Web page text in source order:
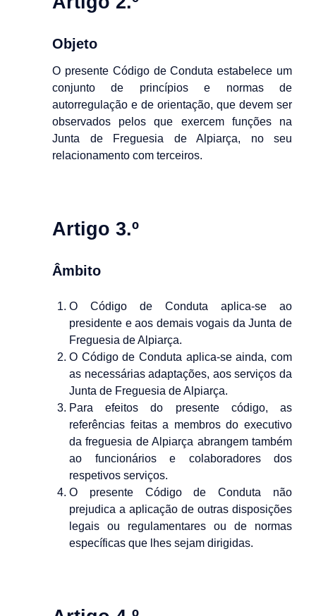
Objeto
O presente Código de Conduta estabelece um
conjunto de princípios e normas de
autorregulação e de orientação, que devem ser
observados pelos que exercem funções na
Junta de Freguesia de Alpiarça, no seu
relacionamento com terceiros.
Artigo 3.º
Âmbito
O Código de Conduta aplica-se ao
presidente e aos demais vogais da Junta de
Freguesia de Alpiarça.
O Código de Conduta aplica-se ainda, com
as necessárias adaptações, aos serviços da
Junta de Freguesia de Alpiarça.
Para efeitos do presente código, as
referências feitas a membros do executivo
da freguesia de Alpiarça abrangem também
ao funcionários e colaboradores dos
respetivos serviços.
O presente Código de Conduta não
prejudica a aplicação de outras disposições
legais ou regulamentares ou de normas
específicas que lhes sejam dirigidas.